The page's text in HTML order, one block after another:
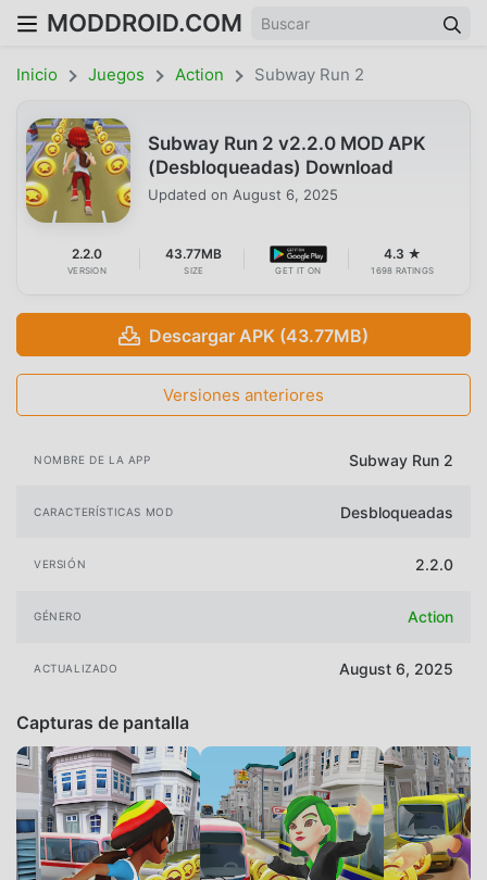
MODDROID.COM
Inicio Juegos Action Subway Run 2
Subway Run 2 v2.2.0 MOD APK
(Desbloqueadas) Download
Updated on August 6, 2025
2.2.0
VERSION
43.77MB
SIZE GET IT ON
4.3 ★
1698 RATINGS
Descargar APK (43.77MB)
Versiones anteriores
NOMBRE DE LA APP Subway Run 2
CARACTERÍSTICAS MOD Desbloqueadas
VERSIÓN 2.2.0
GÉNERO Action
ACTUALIZADO August 6, 2025
Capturas de pantalla